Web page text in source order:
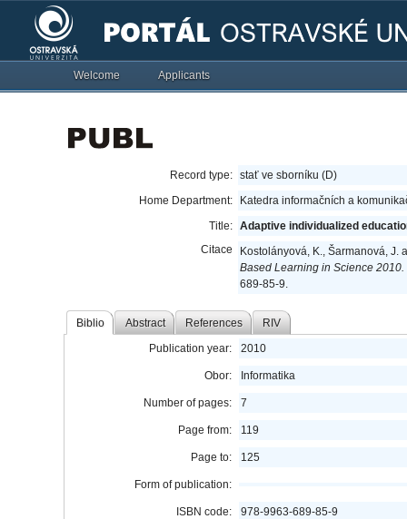
Welcome Applicants
Record type: stať ve sborníku (D)
Home Department:
Katedra informačních a
Title: Adaptive individualized
Citace
Kostolányová, K., Šarmanová,
Based Learning in Science 2010.
689-85-9.
Biblio Abstract References RIV
Publication year: 2010
Obor: Informatika
Number of pages: 7
Page from: 119
Page to: 125
Form of publication:
ISBN code: 978-9963-689-85-9